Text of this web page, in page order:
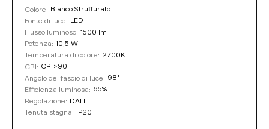
Colore: Bianco Strutturato
Fonte di luce: LED
Flusso luminoso: 1500 lm
Potenza: 10,5 W
Temperatura di colore: 2700K
CRI: CRI>90
Angolo del fascio di luce: 98°
Efficienza luminosa: 65%
Regolazione: DALI
Tenuta stagna: IP20